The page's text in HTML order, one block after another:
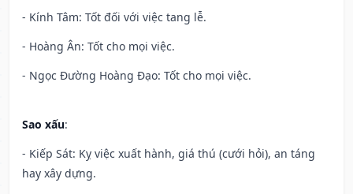
- Kính Tâm: Tốt đối với việc tang lễ.
- Hoàng Ân: Tốt cho mọi việc.
- Ngọc Đường Hoàng Đạo: Tốt cho mọi việc.
Sao xấu:
- Kiếp Sát: Kỵ việc xuất hành, giá thú (cưới hỏi), an táng
hay xây dựng.